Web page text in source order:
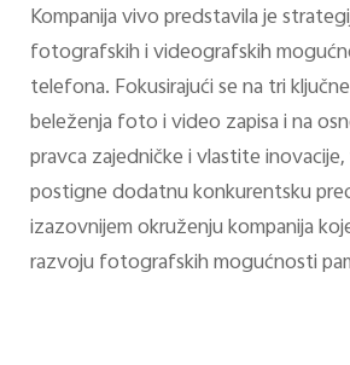
Kompanija vivo predstavila je
fotografskih i videografskih
telefona. Fokusirajući se na tri
beleženja foto i video zapisa i na
pravca zajedničke i vlastite
postigne dodatnu konkurentsku
izazovnijem okruženju kompanija
razvoju fotografskih mogućnosti